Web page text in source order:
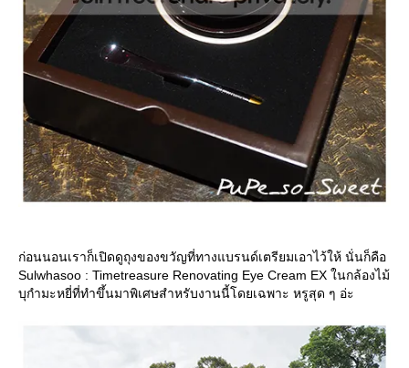
ก่อนนอนเราก็เปิดดูถุงของขวัญที่ทางแบรนด์เตรียมเอาไว้ให้ นั่นก็คือ
Sulwhasoo : Timetreasure Renovating Eye Cream EX ในกล้องไม้
บุกำมะหยี่ที่ทำขึ้นมาพิเศษสำหรับงานนี้โดยเฉพาะ หรูสุด ๆ อ่ะ